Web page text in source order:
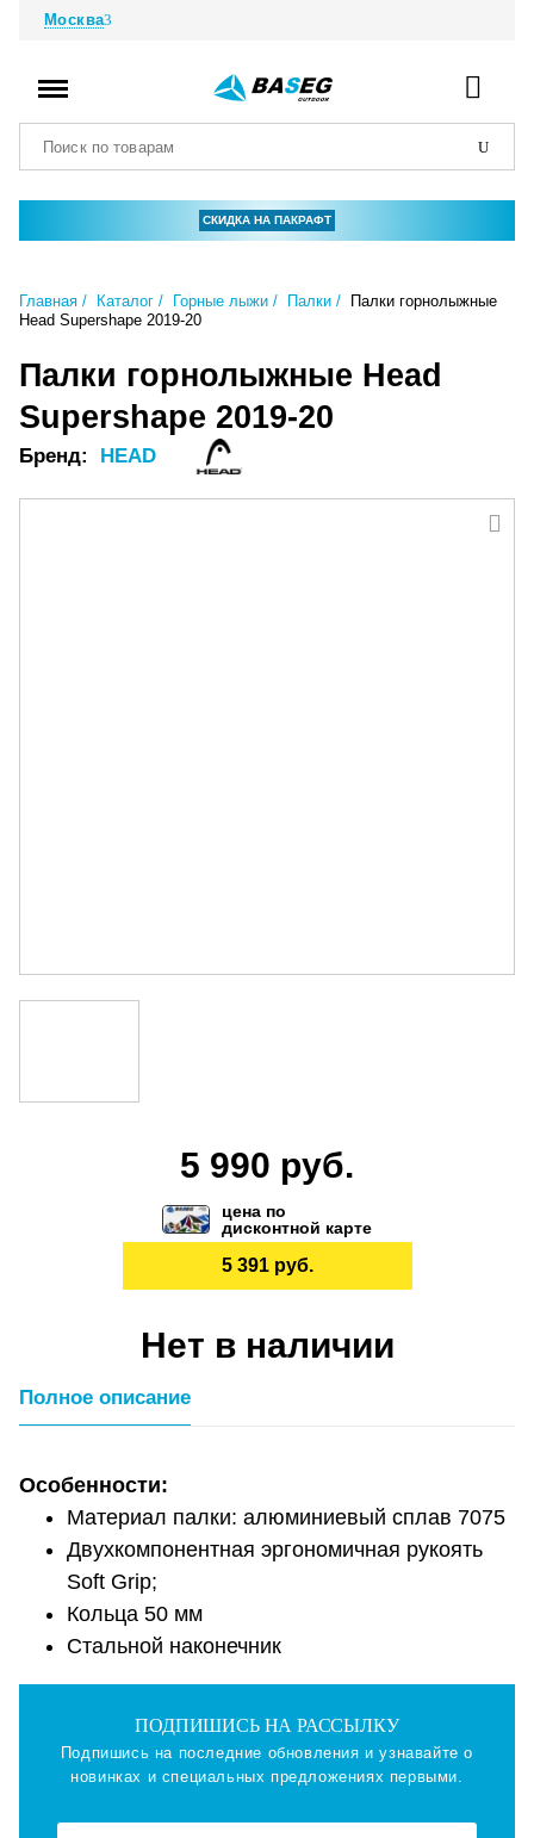
Москва
СКИДКА НА ПАКРАФТ
Главная Каталог Горные лыжи Палки
Палки горнолыжные
Head Supershape 2019-20
Палки горнолыжные Head
Supershape 2019-20
Бренд: HEAD
5 990 руб.
цена по
дисконтной карте
5 391 руб.
Нет в наличии
Полное описание
Особенности:
Материал палки: алюминиевый сплав 7075
Двухкомпонентная эргономичная рукоять
Soft Grip;
Кольца 50 мм
Стальной наконечник
ПОДПИШИСЬ НА РАССЫЛКУ
Подпишись на последние обновления и узнавайте о
новинках и специальных предложениях первыми.